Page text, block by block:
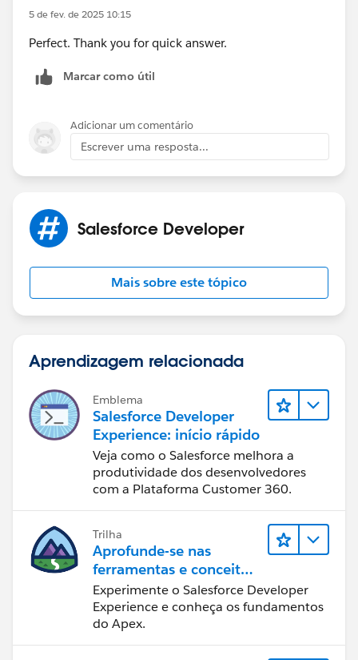
Regards,
5 de fev. de 2025 10:15
Perfect. Thank you for quick answer.
Marcar como útil
Adicionar um comentário
Escrever uma resposta...
Salesforce Developer
Mais sobre este tópico
Aprendizagem relacionada
Emblema
Salesforce Developer
Experience: início rápido
Veja como o Salesforce melhora a
produtividade dos desenvolvedores
com a Plataforma Customer 360.
Trilha
Aprofunde-se nas
ferramentas e conceitos
de desenvolvimento do
Salesforce
Experimente o Salesforce Developer
Experience e conheça os fundamentos
do Apex.